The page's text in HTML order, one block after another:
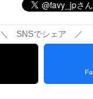
＼ SNSでシェア ／